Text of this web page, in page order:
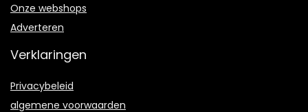
Onze webshops
Adverteren
Verklaringen
Privacybeleid
algemene voorwaarden